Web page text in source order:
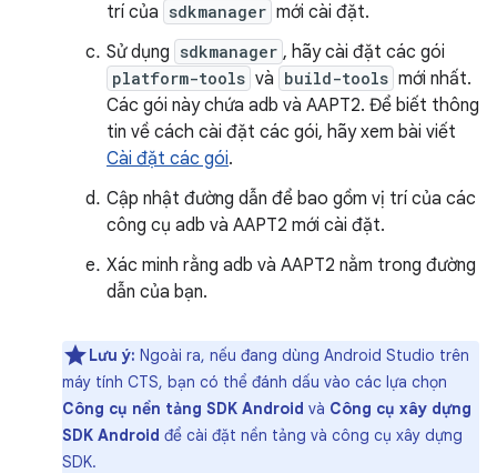
trí của sdkmanager mới cài đặt.
Sử dụng sdkmanager , hãy cài đặt các gói
platform-tools và build-tools mới nhất.
Các gói này chứa adb và AAPT2. Để biết thông
tin về cách cài đặt các gói, hãy xem bài viết
Cài đặt các gói.
Cập nhật đường dẫn để bao gồm vị trí của các
công cụ adb và AAPT2 mới cài đặt.
Xác minh rằng adb và AAPT2 nằm trong đường
dẫn của bạn.
Lưu ý: Ngoài ra, nếu đang dùng Android Studio trên
máy tính CTS, bạn có thể đánh dấu vào các lựa chọn
Công cụ nền tảng SDK Android và Công cụ xây dựng
SDK Android để cài đặt nền tảng và công cụ xây dựng
SDK.